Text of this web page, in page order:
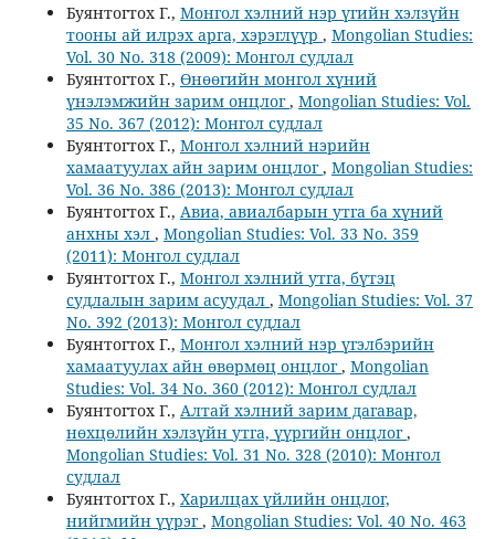
Буянтогтох Г., Монгол хэлний нэр үгийн хэлзүйн
тооны ай илрэх арга, хэрэглүүр , Mongolian Studies:
Vol. 30 No. 318 (2009): Монгол судлал
Буянтогтох Г., Өнөөгийн монгол хүний
үнэлэмжийн зарим онцлог, Mongolian Studies: Vol.
35 No. 367 (2012): Монгол судлал
Буянтогтох Г., Монгол хэлний нэрийн
хамаатуулах айн зарим онцлог, Mongolian Studies:
Vol. 36 No. 386 (2013): Монгол судлал
Буянтогтох Г., Авиа, авиалбарын утга ба хүний
анхны хэл , Mongolian Studies: Vol. 33 No. 359
(2011): Монгол судлал
Буянтогтох Г., Монгол хэлний утга, бүтэц
судлалын зарим асуудал , Mongolian Studies: Vol. 37
No. 392 (2013): Монгол судлал
Буянтогтох Г., Монгол хэлний нэр үгэлбэрийн
хамаатуулах айн өвөрмөц онцлог, Mongolian
Studies: Vol. 34 No. 360 (2012): Монгол судлал
Буянтогтох Г., Алтай хэлний зарим дагавар,
нөхцөлийн хэлзүйн утга, үүргийн онцлог,
Mongolian Studies: Vol. 31 No. 328 (2010): Монгол
судлал
Буянтогтох Г., Харилцах үйлийн онцлог,
нийгмийн үүрэг, Mongolian Studies: Vol. 40 No. 463